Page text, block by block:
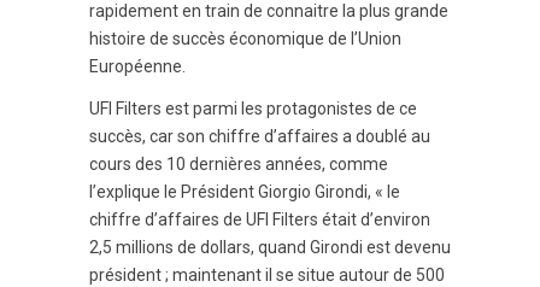
rapidement en train de connaitre la plus grande
histoire de succès économique de l’Union
Européenne.
UFI Filters est parmi les protagonistes de ce
succès, car son chiffre d’affaires a doublé au
cours des 10 dernières années, comme
l’explique le Président Giorgio Girondi, « le
chiffre d’affaires de UFI Filters était d’environ
2,5 millions de dollars, quand Girondi est devenu
président ; maintenant il se situe autour de 500